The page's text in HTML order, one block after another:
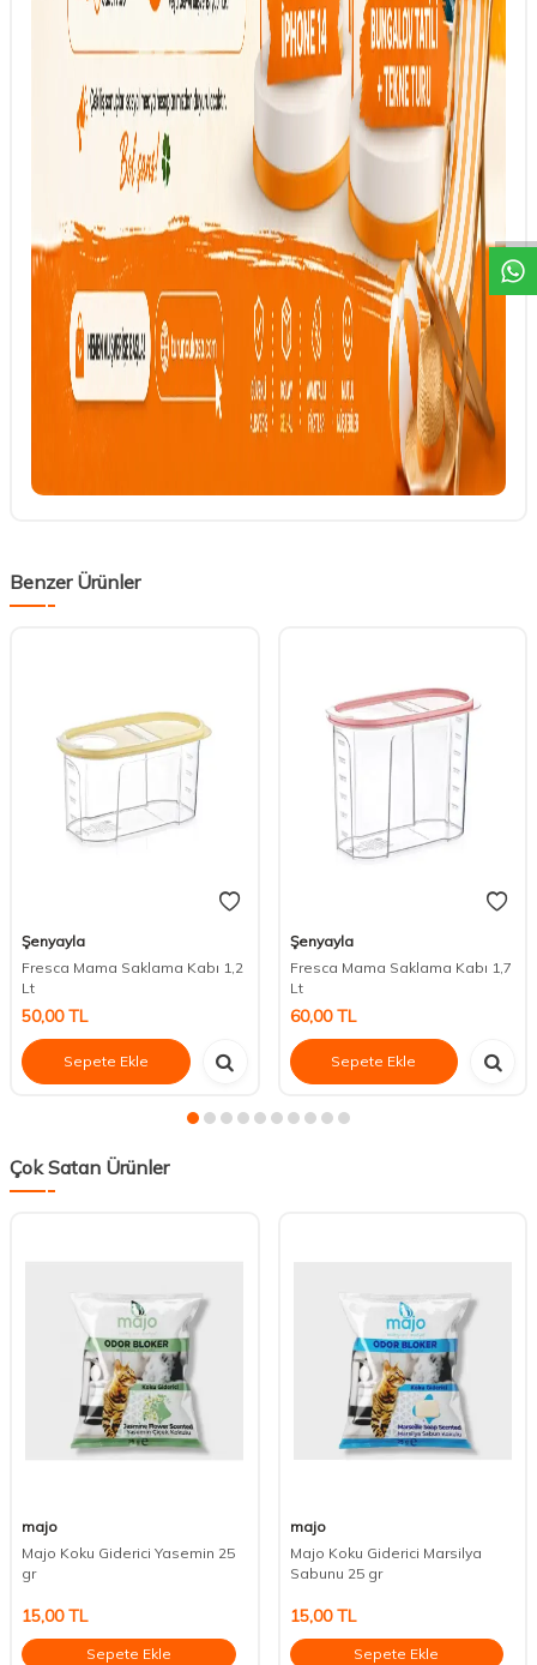
Benzer Ürünler
Şenyayla
Fresca Mama Saklama Kabı 1,2
Lt
50,00TL
Sepete Ekle
Şenyayla
Fresca Mama Saklama Kabı 1,7
Lt
60,00TL
Sepete Ekle
Çok Satan Ürünler
majo
Majo Koku Giderici Yasemin 25
gr
15,00TL
Sepete Ekle
majo
Majo Koku Giderici Marsilya
Sabunu 25 gr
15,00TL
Sepete Ekle